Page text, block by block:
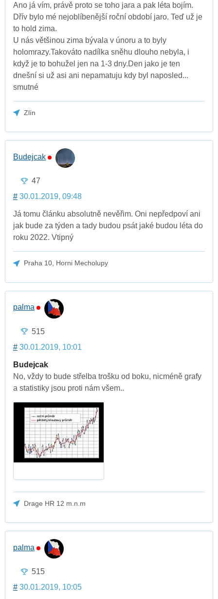
Ano já vím, právě proto se toho jara a pak léta bojím.
Dřív bylo mé nejoblíbenější roční období jaro. Teď už je
to hold zima.
U nás většinou zima bývala v únoru a to byly
holomrazy.Takováto nadílka sněhu dlouho nebyla, i
když je to bohužel jen na 1-3 dny.Den jako je ten
dnešní si už asi ani nepamatuju kdy byl naposled...
smutné
Zlín
Budejcak
47
# 30.01.2019, 09:48
Já tomu článku absolutně nevěřim. Oni nepředpoví ani
jak bude za týden a tady budou psát jaké budou léta do
roku 2022. Vtipný
Praha 10, Horni Mecholupy
palma
515
# 30.01.2019, 10:01
Budejcak
No, vždy to bude střelba trošku od boku, nicméně grafy
a statistiky jsou proti nám všem..
Drage HR 12 m.n.m
palma
515
# 30.01.2019, 10:05